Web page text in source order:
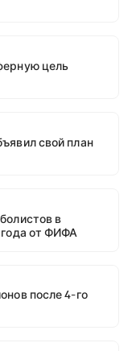
цель
свой план
в
от ФИФА
после 4-го